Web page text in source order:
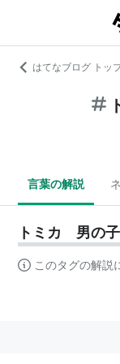
はてなブログ トッ
言葉の解説
トミカ 男の
このタグの解説